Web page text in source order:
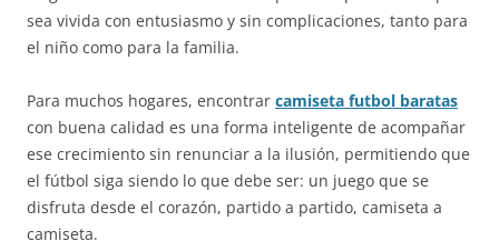
sea vivida con entusiasmo y sin complicaciones, tanto para
el niño como para la familia.
Para muchos hogares, encontrar camiseta futbol baratas
con buena calidad es una forma inteligente de acompañar
ese crecimiento sin renunciar a la ilusión, permitiendo que
el fútbol siga siendo lo que debe ser: un juego que se
disfruta desde el corazón, partido a partido, camiseta a
camiseta.